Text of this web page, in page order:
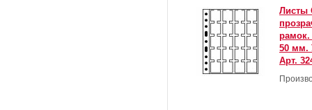
Листы
рамок.
50 мм.
Арт.